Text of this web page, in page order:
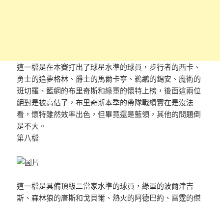
這一檔是在本賽打出了球星水準的球員，步行者的西卡、
勇士的追夢格林、爵士的馬爾卡寧、鵜鶘的錫安、魔術的
班切羅、籃網的布里奇斯和綠軍的懷特上榜，後面這兩位
絕對是被高估了，布里奇斯本季的帶隊戰績實在是沒法
看，懷特雖然效率出色，但畢竟還是藍領，其他的問題倒
是不大。
第八檔
這一檔是具備頂級二當家水準的球員，綠軍的波爾津吉
斯、森林狼的唐斯和戈貝爾、熱火的阿德巴約、雷霆的傑